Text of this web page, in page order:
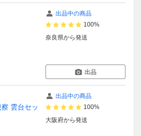
出品中の商品
100%
奈良県から発送
出品
雲台セッ
出品中の商品
100%
大阪府から発送